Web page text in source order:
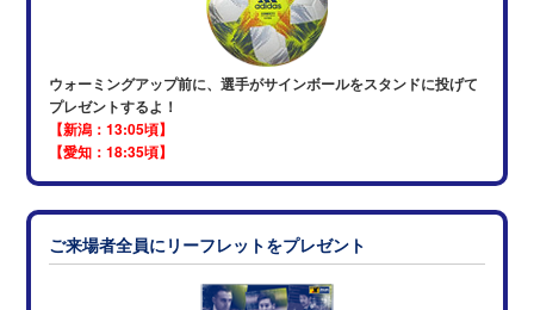
ウォーミングアップ前に、選手がサインボールをスタンドに投げて
プレゼントするよ！
【新潟：13:05頃】
【愛知：18:35頃】
ご来場者全員にリーフレットをプレゼント